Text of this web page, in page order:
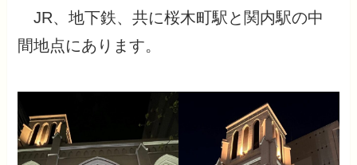
JR、地下鉄、共に桜木町駅と関内駅の中
間地点にあります。